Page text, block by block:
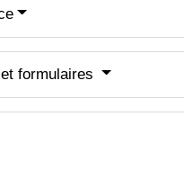
formulaires